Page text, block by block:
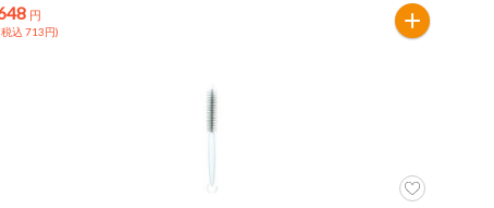
円
込 713円)